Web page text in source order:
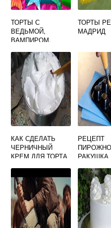
ТОРТЫ С
ВЕДЬМОЙ,
ВАМПИРОМ,
ТОРТЫ
МАДРИД
КАК СДЕЛАТЬ
ЧЕРНИЧНЫЙ
КРЕМ ДЛЯ ТОРТА
РЕЦЕПТ
РАКУШКА